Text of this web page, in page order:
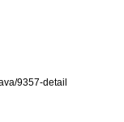
9357-detail